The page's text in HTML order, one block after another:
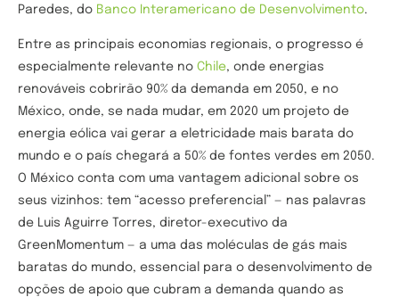
Paredes, do Banco Interamericano de Desenvolvimento.
Entre as principais economias regionais, o progresso é
especialmente relevante no Chile, onde energias
renováveis cobrirão 90% da demanda em 2050, e no
México, onde, se nada mudar, em 2020 um projeto de
energia eólica vai gerar a eletricidade mais barata do
mundo e o país chegará a 50% de fontes verdes em 2050.
O México conta com uma vantagem adicional sobre os
seus vizinhos: tem “acesso preferencial” — nas palavras
de Luis Aguirre Torres, diretor-executivo da
GreenMomentum — a uma das moléculas de gás mais
baratas do mundo, essencial para o desenvolvimento de
opções de apoio que cubram a demanda quando as